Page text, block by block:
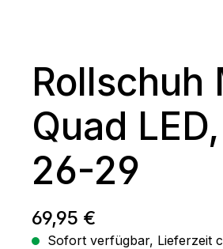
Rollschuh
Quad
26-29
Regulärer Preis:
69,95 €
Sofort verfügbar, Lieferzeit